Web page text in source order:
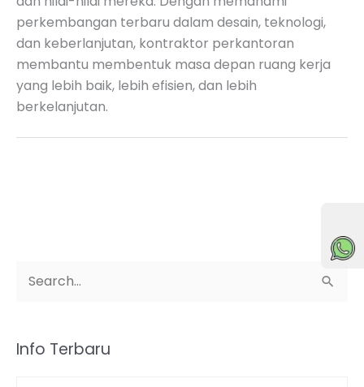
perkembangan terbaru dalam desain, teknologi,
dan keberlanjutan, kontraktor perkantoran
membantu membentuk masa depan ruang kerja
yang lebih baik, lebih efisien, dan lebih
berkelanjutan.
Info Terbaru